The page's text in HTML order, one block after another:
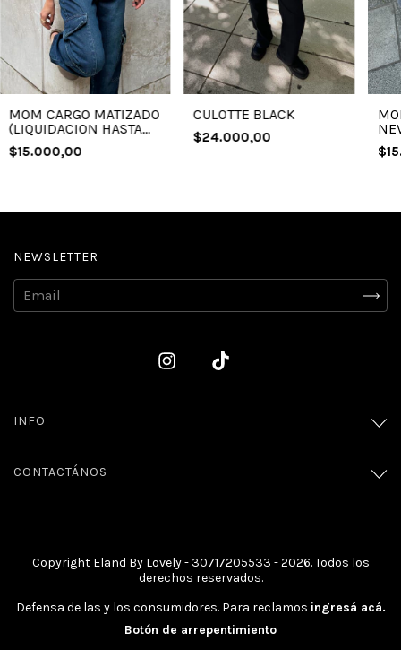
MOM CARGO MATIZADO
(LIQUIDACION HASTA
AGOTAR STOCK)
$15.000,00
CULOTTE BLACK
$24.000,00
NEWSLETTER
INFO
CONTACTÁNOS
Copyright Eland By Lovely - 30717205533 - 2026. Todos los
derechos reservados.
Defensa de las y los consumidores. Para reclamos ingresá acá.
Botón de arrepentimiento